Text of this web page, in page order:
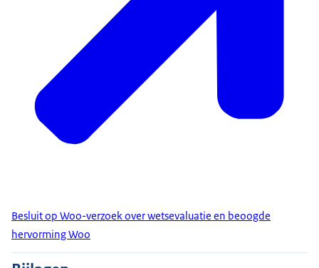
Besluit op Woo-verzoek over wetsevaluatie en beoogde
hervorming Woo